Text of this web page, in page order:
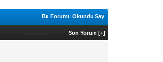
Bu Forumu Okundu Say
Son Yorum [+]